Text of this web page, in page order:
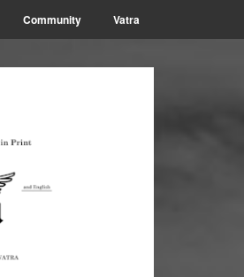
Community Vatra